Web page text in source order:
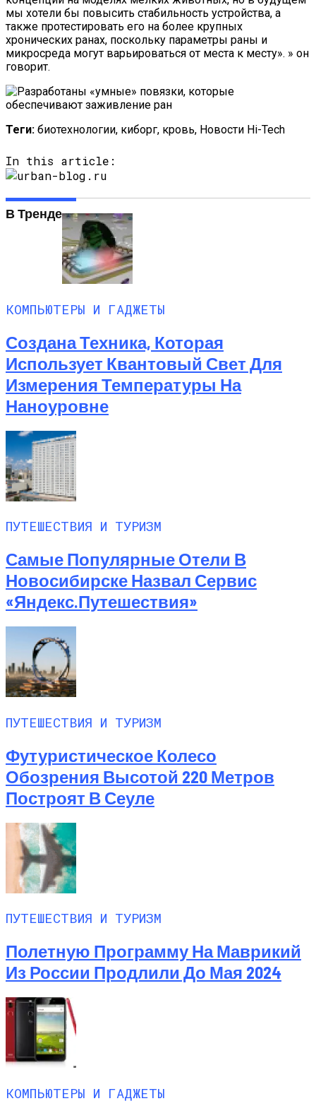
мы хотели бы повысить стабильность устройства, а
также протестировать его на более крупных
хронических ранах, поскольку параметры раны и
микросреда могут варьироваться от места к месту». » он
говорит.
Теги: биотехнологии, киборг, кровь, Новости Hi-Tech
In this article:
В Тренде
КОМПЬЮТЕРЫ И ГАДЖЕТЫ
Создана Техника, Которая
Использует Квантовый Свет Для
Измерения Температуры На
Наноуровне
ПУТЕШЕСТВИЯ И ТУРИЗМ
Самые Популярные Отели В
Новосибирске Назвал Сервис
«Яндекс.Путешествия»
ПУТЕШЕСТВИЯ И ТУРИЗМ
Футуристическое Колесо
Обозрения Высотой 220 Метров
Построят В Сеуле
ПУТЕШЕСТВИЯ И ТУРИЗМ
Полетную Программу На Маврикий
Из России Продлили До Мая 2024
КОМПЬЮТЕРЫ И ГАДЖЕТЫ